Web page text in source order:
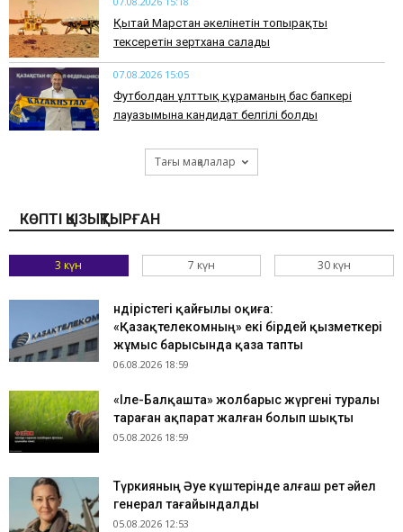
Қытай Марстан әкелінетін топырақты
тексеретін зертхана салады
07.08.2026 15:05
Футболдан ұлттық құраманың бас бапкері
лауазымына кандидат белгілі болды
Тағы мақалалар
КӨПТІ ҚЫЗЫҚТЫРҒАН
3 күн 7 күн 30 күн
Өндірістегі қайғылы оқиға:
«Қазақтелекомның» екі бірдей қызметкері
жұмыс барысында қаза тапты
06.08.2026 18:59
«Іле-Балқашта» жолбарыс жүргені туралы
тараған ақпарат жалған болып шықты
05.08.2026 18:59
Түркияның Әуе күштерінде алғаш рет әйел
генерал тағайындалды
05.08.2026 12:53